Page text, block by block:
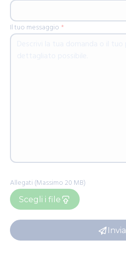
Il tuo messaggio *
Allegati (Massimo 20 MB)
Scegli i file
Invia